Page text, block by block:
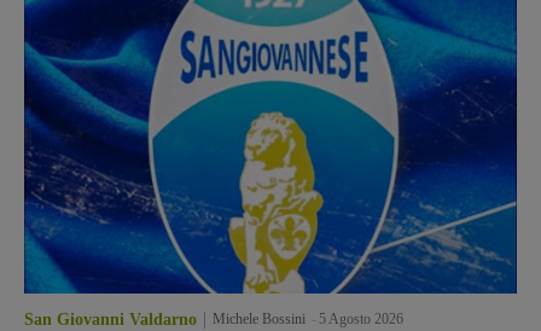
San Giovanni Valdarno Michele Bossini 5 Agosto 2026